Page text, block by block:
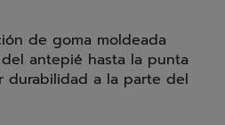
de goma moldeada
antepié hasta la punta
durabilidad a la parte del